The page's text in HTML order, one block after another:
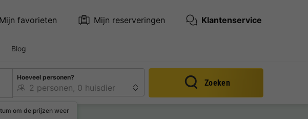
Mijn favorieten Mijn reserveringen Klantenservice
Blog
om de prijzen weer
Hoeveel personen?
Zoeken